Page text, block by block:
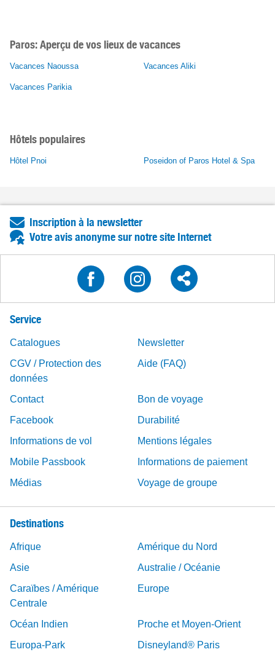
Paros: Aperçu de vos lieux de vacances
Vacances Naoussa Vacances Aliki
Vacances Parikia
Hôtels populaires
Hôtel Pnoi Poseidon of Paros Hotel & Spa
Inscription à la newsletter
Votre avis anonyme sur notre site Internet
Service
Catalogues
Newsletter
CGV / Protection des
données
Aide (FAQ)
Contact
Bon de voyage
Facebook
Durabilité
Informations de vol
Mentions légales
Mobile Passbook
Informations de paiement
Médias
Voyage de groupe
Destinations
Afrique
Amérique du Nord
Asie
Australie / Océanie
Caraïbes / Amérique
Centrale
Europe
Océan Indien
Proche et Moyen-Orient
Europa-Park
Disneyland® Paris